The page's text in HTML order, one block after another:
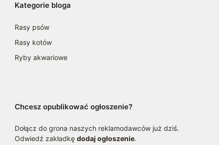
Kategorie bloga
Rasy psów
Rasy kotów
Ryby akwariowe
Chcesz opublikować ogłoszenie?
Dołącz do grona naszych reklamodawców już dziś.
Odwiedź zakładkę dodaj ogłoszenie.